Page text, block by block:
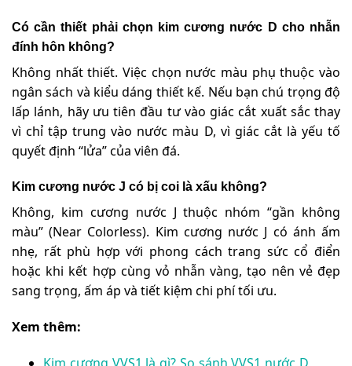
Có cần thiết phải chọn kim cương nước D cho nhẫn
đính hôn không?
Không nhất thiết. Việc chọn nước màu phụ thuộc vào
ngân sách và kiểu dáng thiết kế. Nếu bạn chú trọng độ
lấp lánh, hãy ưu tiên đầu tư vào giác cắt xuất sắc thay
vì chỉ tập trung vào nước màu D, vì giác cắt là yếu tố
quyết định “lửa” của viên đá.
Kim cương nước J có bị coi là xấu không?
Không, kim cương nước J thuộc nhóm “gần không
màu” (Near Colorless). Kim cương nước J có ánh ấm
nhẹ, rất phù hợp với phong cách trang sức cổ điển
hoặc khi kết hợp cùng vỏ nhẫn vàng, tạo nên vẻ đẹp
sang trọng, ấm áp và tiết kiệm chi phí tối ưu.
Xem thêm: